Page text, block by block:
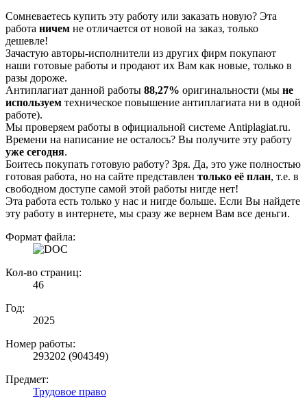
Сомневаетесь купить эту работу или заказать новую? Эта
работа ничем не отличается от новой на заказ, только
дешевле!
Зачастую авторы-исполнители из других фирм покупают
наши готовые работы и продают их Вам как новые, только в
разы дороже.
Антиплагиат данной работы 88,27% оригинальности (мы не
используем техническое повышение антиплагиата ни в одной
работе).
Мы проверяем работы в официальной системе Аntiplagiat.ru.
Времени на написание не осталось? Вы получите эту работу
уже сегодня.
Боитесь покупать готовую работу? Зря. Да, это уже полностью
готовая работа, но на сайте представлен только её план, т.е. в
свободном доступе самой этой работы нигде нет!
Эта работа есть только у нас и нигде больше. Если Вы найдете
эту работу в интернете, мы сразу же вернем Вам все деньги.
Формат файла:
Кол-во страниц:
46
Год:
2025
Номер работы:
293202 (904349)
Предмет:
Трудовое право